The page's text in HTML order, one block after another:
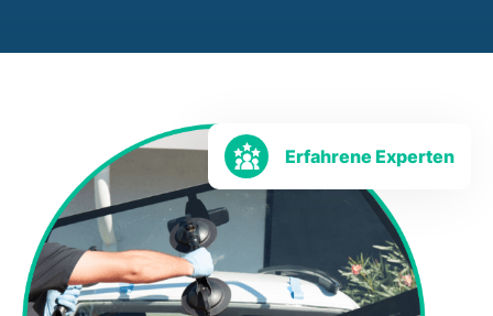
Erfahrene Experten